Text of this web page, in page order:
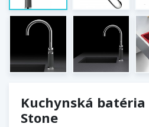
Kuchynská batéria
Stone